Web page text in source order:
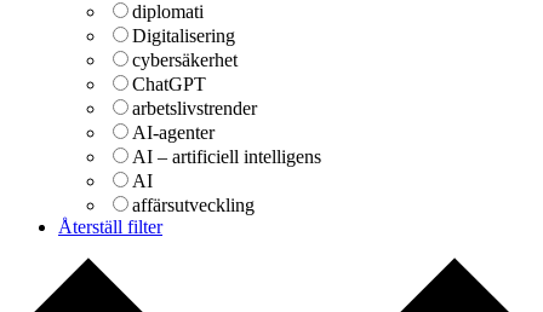
diplomati
Digitalisering
cybersäkerhet
ChatGPT
arbetslivstrender
AI-agenter
AI – artificiell intelligens
AI
affärsutveckling
Återställ filter